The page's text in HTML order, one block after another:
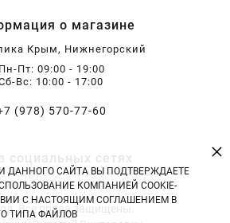
о магазине
Крым, Нижнегорский
Пн-Пт: 09:00 - 19:00
Вс: 10:00 - 17:00
(978) 570-77-60
Все права защищены.
ДАННОГО САЙТА ВЫ ПОДТВЕРЖДАЕТЕ
КОМПАНИЕЙ COOKIE-
С НАСТОЯЩИМ СОГЛАШЕНИЕМ В
ТИПА ФАЙЛОВ
×